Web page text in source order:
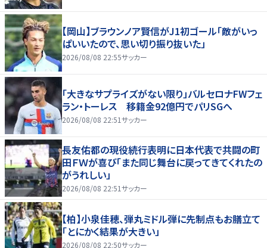
【岡山】ブラウンノア賢信がJ1初ゴール「敵がいっ
ぱいいたので、思い切り振り抜いた」
2026/08/08 22:55サッカー
「大きなサプライズがない限り」バルセロナFWフェ
ラン・トーレス 移籍金92億円でパリSGへ
2026/08/08 22:51サッカー
長友佑都の現役続行表明に日本代表で共闘の町
田ＦＷが喜び「また同じ舞台に戻ってきてくれたの
がうれしい」
2026/08/08 22:51サッカー
【柏】小泉佳穂、弾丸ミドル弾に先制点もお膳立て
「とにかく結果が大きい」
2026/08/08 22:50サッカー